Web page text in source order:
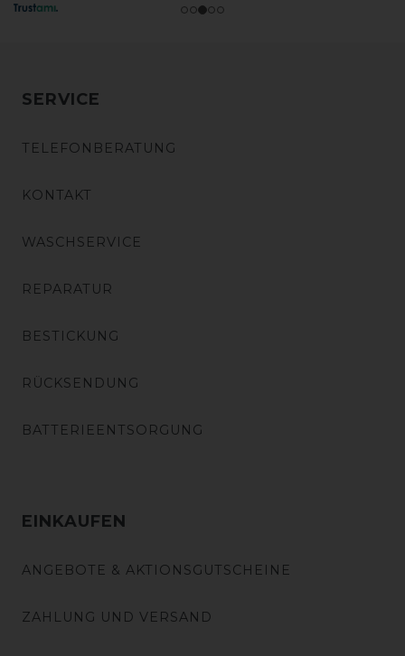
SERVICE
TELEFONBERATUNG
KONTAKT
WASCHSERVICE
REPARATUR
BESTICKUNG
RÜCKSENDUNG
BATTERIEENTSORGUNG
EINKAUFEN
ANGEBOTE & AKTIONSGUTSCHEINE
ZAHLUNG UND VERSAND